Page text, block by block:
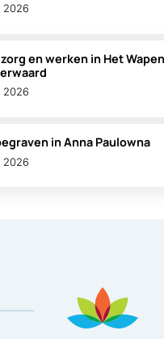
2026
en werken in Het
2026
in Anna Paulowna
2026